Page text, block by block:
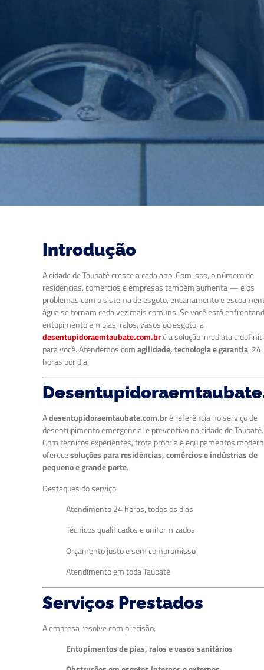
Introdução
A cidade de Taubaté cresce a cada ano. Com isso, o número de
residências, comércios e empresas também aumenta — e os
problemas com o sistema de esgoto, encanamento e
água se tornam cada vez mais comuns. Se você está
entupimento em pias, ralos, vasos ou esgoto, a
desentupidoraemtaubate.com.bré a solução imediata e
para você. Atendemos comagilidade, tecnologia e garantia, 24
horas por dia.
Adesentupidoraemtaubate.com.bré referência no serviço de
desentupimento emergencial e preventivo na cidade de Taubaté.
Com técnicos experientes, frota própria e equipamentos
oferecesoluções para residências, comércios e indústrias de
pequeno e grande porte.
Destaques do serviço:
Atendimento 24 horas, todos os dias
Técnicos qualificados e uniformizados
Orçamento justo e sem compromisso
Atendimento em toda Taubaté
Serviços Prestados
A empresa resolve com precisão:
Entupimentos de pias, ralos e vasos sanitários